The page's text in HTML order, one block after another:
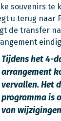
souvenirs te
u terug naar
de transfer
Tijdens het 4-
arrangement
vervallen. Het
programma is
van